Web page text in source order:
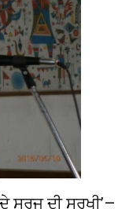
ਸੂਰਜ ਦੀ ਸੁਰਖੀ’—